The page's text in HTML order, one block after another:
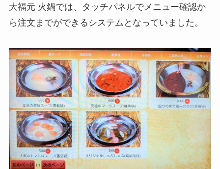
大福元 火鍋では、タッチパネルでメニュー確認か
ら注文までができるシステムとなっていました。